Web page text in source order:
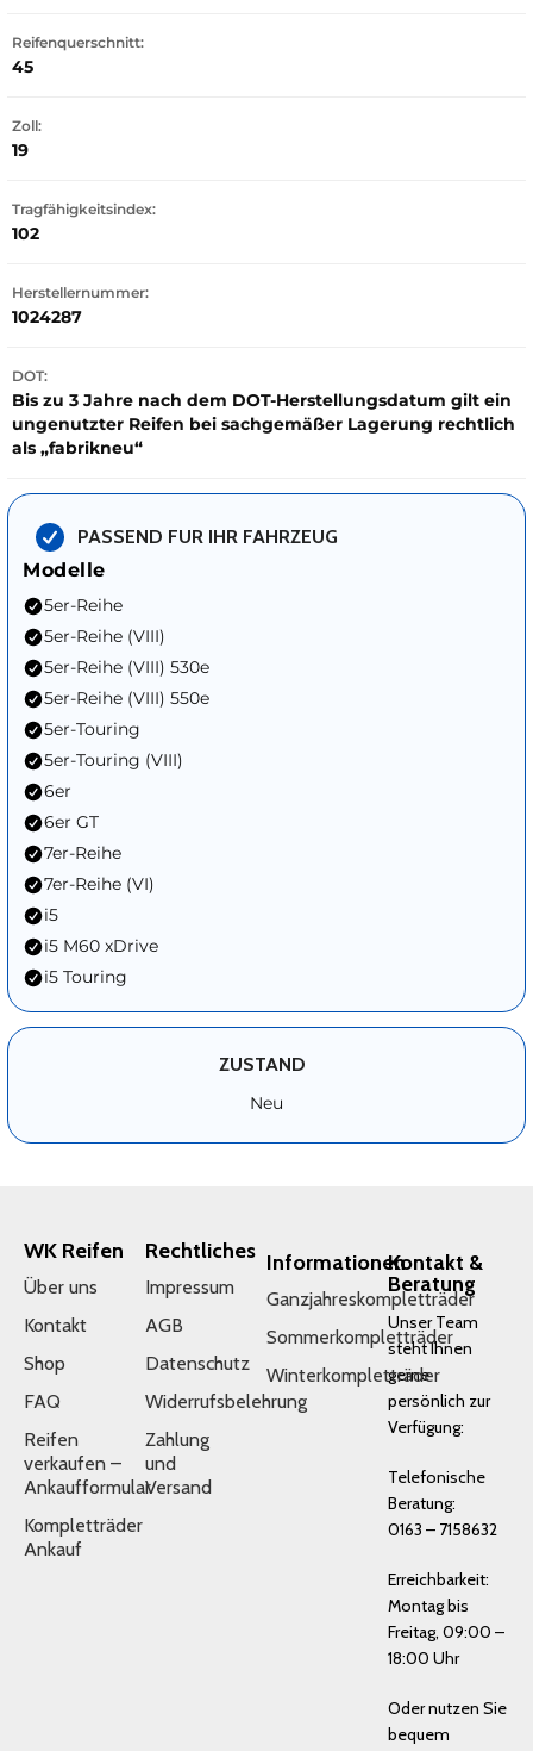
Reifenquerschnitt:
45
Zoll:
19
Tragfähigkeitsindex:
102
Herstellernummer:
1024287
DOT:
Bis zu 3 Jahre nach dem DOT-Herstellungsdatum gilt ein
ungenutzter Reifen bei sachgemäßer Lagerung rechtlich
als „fabrikneu“
PASSEND FUR IHR FAHRZEUG
Modelle
5er-Reihe
5er-Reihe (VIII)
5er-Reihe (VIII) 530e
5er-Reihe (VIII) 550e
5er-Touring
5er-Touring (VIII)
6er
6er GT
7er-Reihe
7er-Reihe (VI)
i5
i5 M60 xDrive
i5 Touring
ZUSTAND
Neu
WK Reifen
Über uns
Kontakt
Shop
FAQ
Reifen
verkaufen –
Ankaufformular
Kompletträder
Ankauf
Rechtliches
Impressum
AGB
Datenschutz
Widerrufsbelehrung
Zahlung
und
Versand
Informationen
Ganzjahreskompletträder
Sommerkompletträder
Winterkompletträder
Kontakt &
Beratung
Unser Team
steht Ihnen
gerne
persönlich zur
Verfügung:
Telefonische
Beratung:
0163 – 7158632
Erreichbarkeit:
Montag bis
Freitag, 09:00 –
18:00 Uhr
Oder nutzen Sie
bequem